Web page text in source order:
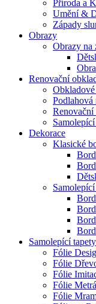
Příroda a
Umění &
Západy
Obrazy
Obrazy na
Renovační
Podlahová
Renovační
Dekorace
Klasické
Samolepící tapety
Fólie
Fólie
Fólie
Fólie
Fólie